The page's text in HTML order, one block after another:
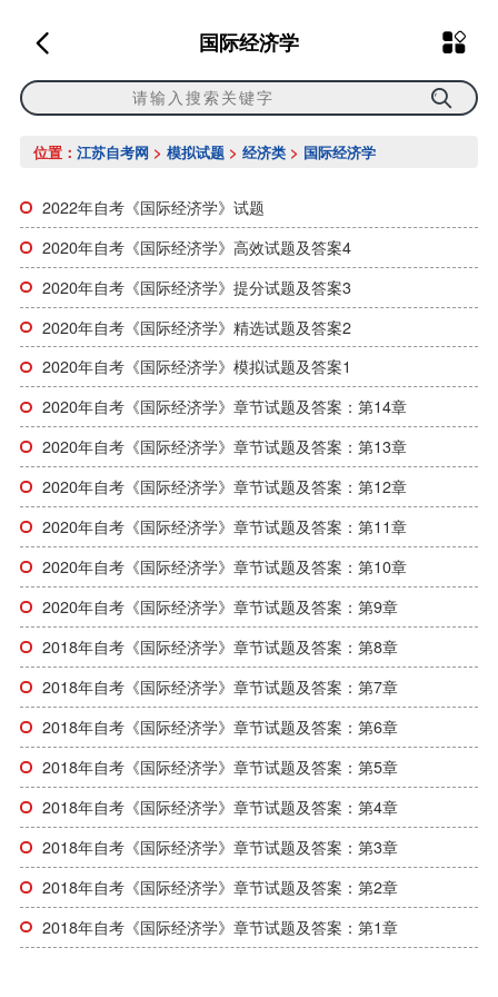
国际经济学
位置： 江苏自考网> 模拟试题> 经济类> 国际经济学
2022年自考《国际经济学》试题
2020年自考《国际经济学》高效试题及答案4
2020年自考《国际经济学》提分试题及答案3
2020年自考《国际经济学》精选试题及答案2
2020年自考《国际经济学》模拟试题及答案1
2020年自考《国际经济学》章节试题及答案：第14章
2020年自考《国际经济学》章节试题及答案：第13章
2020年自考《国际经济学》章节试题及答案：第12章
2020年自考《国际经济学》章节试题及答案：第11章
2020年自考《国际经济学》章节试题及答案：第10章
2020年自考《国际经济学》章节试题及答案：第9章
2018年自考《国际经济学》章节试题及答案：第8章
2018年自考《国际经济学》章节试题及答案：第7章
2018年自考《国际经济学》章节试题及答案：第6章
2018年自考《国际经济学》章节试题及答案：第5章
2018年自考《国际经济学》章节试题及答案：第4章
2018年自考《国际经济学》章节试题及答案：第3章
2018年自考《国际经济学》章节试题及答案：第2章
2018年自考《国际经济学》章节试题及答案：第1章